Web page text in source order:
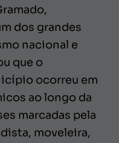
dos grandes
nacional e
que o
ocorreu em
ao longo da
marcadas pela
moveleira,